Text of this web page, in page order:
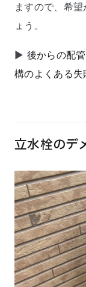
ますので、希
ょう。
▶ 後からの配
構のよくある失
立水栓のデ